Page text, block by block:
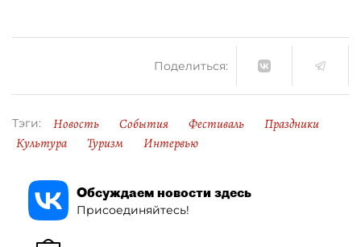
Поделиться:
Тэги: Новость События Фестиваль
Праздники
Культура
Туризм Интервью
Обсуждаем новости здесь
Присоединяйтесь!